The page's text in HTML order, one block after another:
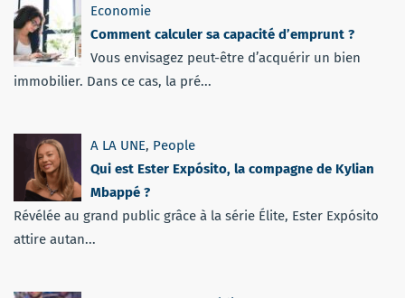
Economie
Comment calculer sa capacité d’emprunt ?
Vous envisagez peut-être d’acquérir un bien
immobilier. Dans ce cas, la pré...
A LA UNE, People
Qui est Ester Expósito, la compagne de Kylian
Mbappé ?
Révélée au grand public grâce à la série Élite, Ester Expósito
attire autan...